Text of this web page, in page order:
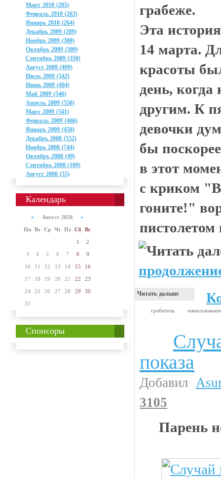
Март 2010 (205)
Февраль 2010 (263)
Январь 2010 (264)
Декабрь 2009 (289)
Ноябрь 2009 (300)
Октябрь 2009 (309)
Сентябрь 2009 (350)
Август 2009 (499)
Июль 2009 (542)
Июнь 2009 (494)
Май 2009 (540)
Апрель 2009 (550)
Март 2009 (541)
Февраль 2009 (466)
Январь 2009 (450)
Декабрь 2008 (552)
Ноябрь 2008 (744)
Октябрь 2008 (49)
Сентябрь 2008 (109)
Август 2008 (55)
Календарь
« Август 2026 »
Пн Вт Ср Чт Пт Сб Вс
1 2
3 4 5 6 7 8 9
10 11 12 13 14 15 16
17 18 19 20 21 22 23
24 25 26 27 28 29 30
31
Спонсоры
грабеже.
Эта
14 марта.
красоты
день, когда
другим. К
девочки
бы
в этот
с криком
гоните!"
пистолетом
Читать дальше
грабитель
показа
Добавил
3105
Парень